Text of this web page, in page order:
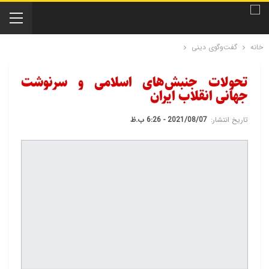
خانه گفت‌و‌گوی دینی
تحولات جنبش‌های اسلامی و سرنوشت
جهانی انقلاب ایران
تاریخ انتشار: 2021/08/07 - 6:26 ب.ظ